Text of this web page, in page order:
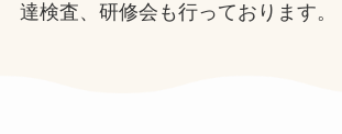
達検査、研修会も行っております。